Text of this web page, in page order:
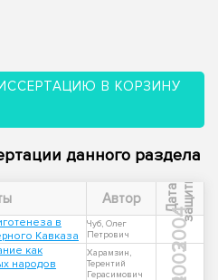
В КОРЗИНУ
данного раздела
Автор Д
а
т
а
з
а
щ
и
ты
в
Кавказа
Чуб, Олег
Петрович
2004
как
народов
Харамзин,
Терентий
Герасимович
2003